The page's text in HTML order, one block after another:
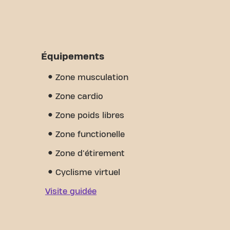
Équipements
Zone musculation
Zone cardio
Zone poids libres
Zone functionelle
Zone d'étirement
Cyclisme virtuel
Visite guidée